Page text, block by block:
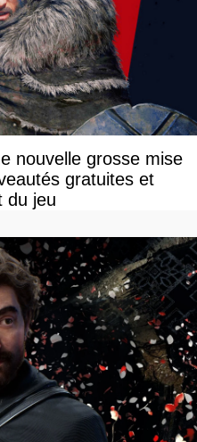
nouvelle grosse mise
gratuites et
du jeu